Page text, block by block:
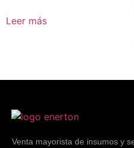
Leer más
Venta mayorista de insumos y